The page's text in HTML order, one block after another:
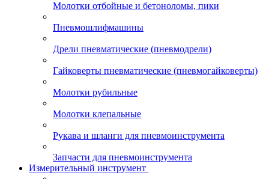
Молотки отбойные и бетоноломы, пики
Пневмошлифмашины
Дрели пневматические (пневмодрели)
Гайковерты пневматические (пневмогайковерты)
Молотки рубильные
Молотки клепальные
Рукава и шланги для пневмоинструмента
Запчасти для пневмоинструмента
Измерительный инструмент